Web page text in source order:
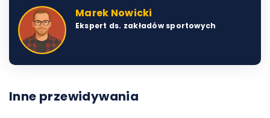
Marek Nowicki
Ekspert ds. zakładów sportowych
Inne przewidywania